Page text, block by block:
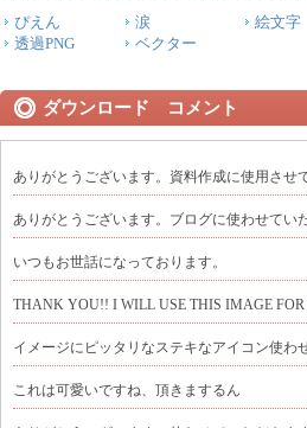
ぴえん 涙 絵文字
透過PNG
ベクター
ダウンロード コメント
ありがとうございます。資料作成に使用させ
ありがとうございます。ブログに使わせてい
いつもお世話になっております。
THANK YOU!! I WILL USE THIS IMAGE
イメージにピッタリなステキなアイコン使わ
これは可愛いですね、頂きまするん